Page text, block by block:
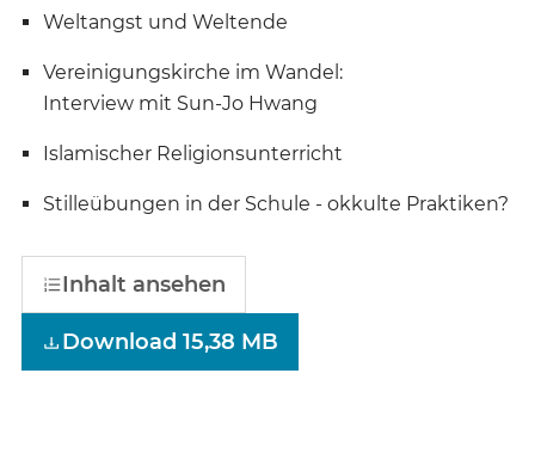
Weltangst und Weltende
Vereinigungskirche im Wandel:
Interview mit Sun-Jo Hwang
Islamischer Religionsunterricht
Stilleübungen in der Schule - okkulte Praktiken?
Inhalt ansehen
Download 15,38 MB